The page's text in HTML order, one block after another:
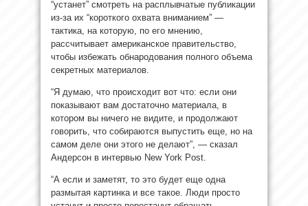
“устанет” смотреть на расплывчатые публикации
из-за их “короткого охвата вниманием” —
тактика, на которую, по его мнению,
рассчитывает американское правительство,
чтобы избежать обнародования полного объема
секретных материалов.
“Я думаю, что происходит вот что: если они
показывают вам достаточно материала, в
котором вы ничего не видите, и продолжают
говорить, что собираются выпустить еще, но на
самом деле они этого не делают”, — сказал
Андерсон в интервью New York Post.
“А если и заметят, то это будет еще одна
размытая картинка и все такое. Люди просто